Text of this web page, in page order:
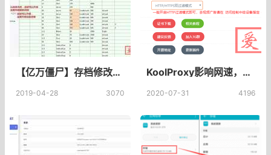
【亿万僵尸】存档修改地图在线修改亿万僵尸地图，亿万僵尸修改僵尸尸潮频率
2019-04-28 3070
KoolProxy影响网速，速度变慢解决因为使用KoolProxy导致网速变慢、卡网、影响网速
2020-07-31 4196